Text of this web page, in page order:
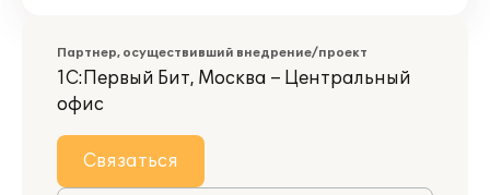
Партнер, осуществивший внедрение/проект
1С:Первый Бит, Москва – Центральный
офис
Связаться